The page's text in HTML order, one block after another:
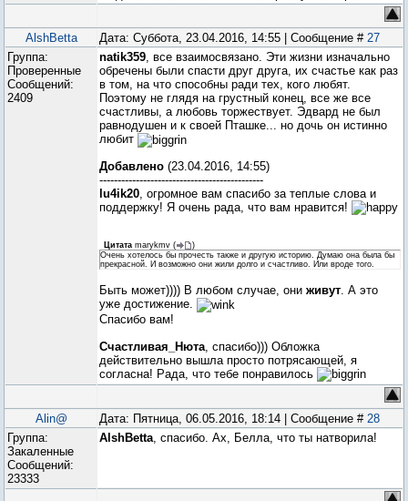
AlshBetta Дата: Суббота, 23.04.2016, 14:55 | Сообщение # 27
Группа:
Проверенные
Сообщений:
2409
natik359, все взаимосвязано. Эти жизни изначально
обречены были спасти друг друга, их счастье как раз
в том, на что способны ради тех, кого любят.
Поэтому не глядя на грустный конец, все же все
счастливы, а любовь торжествует. Эдвард не был
равнодушен и к своей Пташке... но дочь он истинно
любит
Добавлено (23.04.2016, 14:55)
---------------------------------------------
lu4ik20 , огромное вам спасибо за теплые слова и
поддержку! Я очень рада, что вам нравится!
Цитата marykmv (
)
Очень хотелось бы прочесть также и другую историю. Думаю она была бы
прекрасной. И возможно они жили долго и счастливо. Или вроде того.
Быть может)))) В любом случае, они живут. А это
уже достижение.
Спасибо вам!
Счастливая_Нюта , спасибо))) Обложка
действительно вышла просто потрясающей, я
согласна! Рада, что тебе понравилось
Alin@ Дата: Пятница, 06.05.2016, 18:14 | Сообщение # 28
Группа:
Закаленные
Сообщений:
23333
AlshBetta, спасибо. Ах, Белла, что ты натворила!